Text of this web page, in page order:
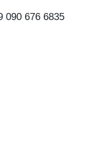
090 676 6835